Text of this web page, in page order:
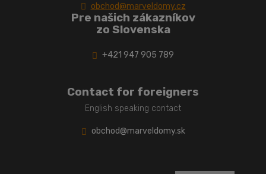
obchod@marveldomy.cz
Pre našich zákazníkov
zo Slovenska
+421 947 905 789
Contact for foreigners
English speaking contact
obchod@marveldomy.sk